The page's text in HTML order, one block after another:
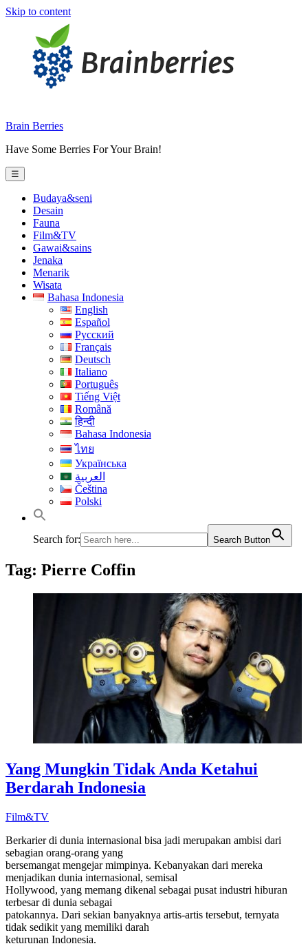
Skip to content
Brain Berries
Have Some Berries For Your Brain!
☰
Budaya&seni
Desain
Fauna
Film&TV
Gawai&sains
Jenaka
Menarik
Wisata
Bahasa Indonesia
English
Español
Русский
Français
Deutsch
Italiano
Português
Tiếng Việt
Română
हिन्दी
Bahasa Indonesia
ไทย
Українська
العربية
Čeština
Polski
Search for: Search Button
Tag: Pierre Coffin
Yang Mungkin Tidak Anda Ketahui
Berdarah Indonesia
Film&TV
Berkarier di dunia internasional bisa jadi merupakan ambisi dari
sebagian orang-orang yang
bersemangat mengejar mimpinya. Kebanyakan dari mereka
menjadikan dunia internasional, semisal
Hollywood, yang memang dikenal sebagai pusat industri hiburan
terbesar di dunia sebagai
patokannya. Dari sekian banyaknya artis-artis tersebut, ternyata
tidak sedikit yang memiliki darah
keturunan Indonesia.